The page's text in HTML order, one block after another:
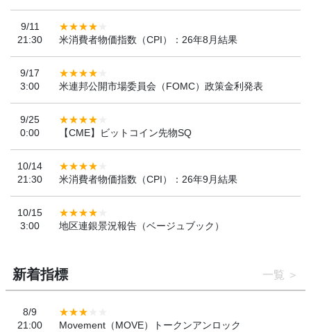
9/11
21:30
米消費者物価指数（CPI）：26年8月結果
9/17
3:00
米連邦公開市場委員会（FOMC）政策金利発表
9/25
0:00
【CME】ビットコイン先物SQ
10/14
21:30
米消費者物価指数（CPI）：26年9月結果
10/15
3:00
地区連銀景況報告（ベージュブック）
新着指標 一覧
8/9
21:00
Movement（MOVE）トークンアンロック